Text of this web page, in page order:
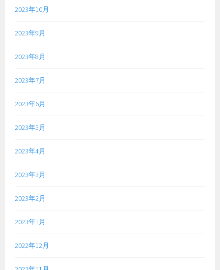
2023年10月
2023年9月
2023年8月
2023年7月
2023年6月
2023年5月
2023年4月
2023年3月
2023年2月
2023年1月
2022年12月